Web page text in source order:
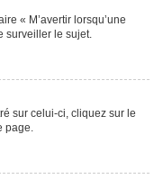
« M’avertir lorsqu’une
surveiller le sujet.
sur celui-ci, cliquez sur le
page.